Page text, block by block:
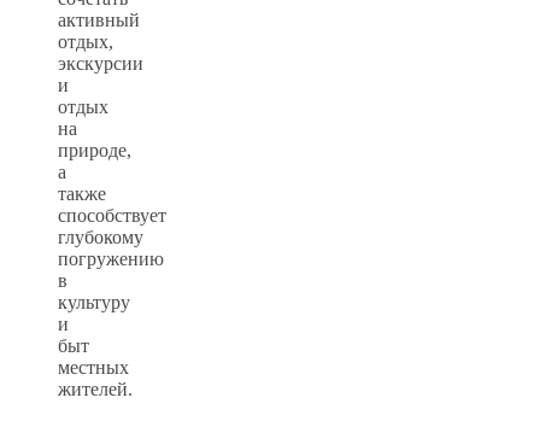
активный
отдых,
экскурсии
и
отдых
на
природе,
а
также
способствует
глубокому
погружению
в
культуру
и
быт
местных
жителей.